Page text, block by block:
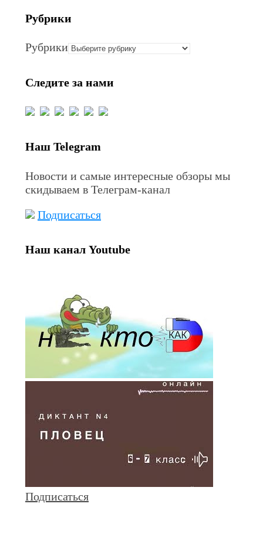
Рубрики
Рубрики
Следите за нами
Наш Telegram
Новости и самые интересные обзоры мы
скидываем в Телеграм-канал
Подписаться
Наш канал Youtube
Подписаться